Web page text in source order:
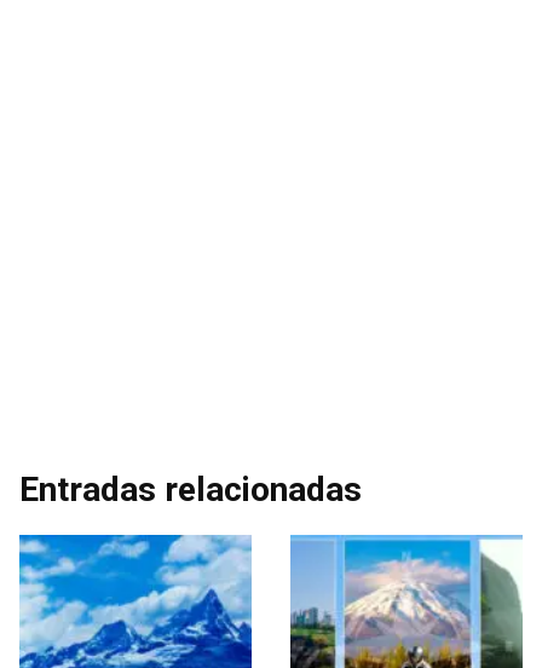
Entradas relacionadas